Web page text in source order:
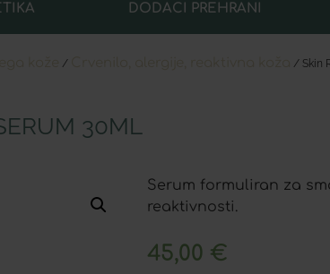
DODACI PREHRANI
/ / Skin
30ML
Serum formuliran za
reaktivnosti.
45,00 €